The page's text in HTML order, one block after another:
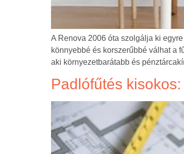
A Renova 2006 óta szolgálja ki
könnyebbé és korszerűbbé válhat a
aki környezetbarátabb és
Padlófűtés